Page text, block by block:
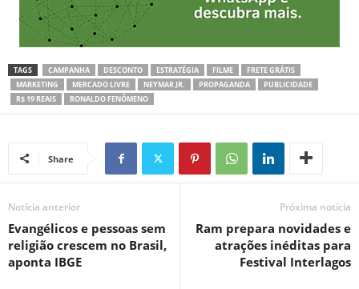
TAGS CAMPANHA DESCONTO ESTRATÉGIA FILME
FRETE GRÁTIS
MARKETING
MERCADO LIVRE NEYMAR JR. PROPAGANDA
PUBLICIDADE
R$ 19 REAIS
RONALDO FENÔMENO
Share
Notícia anterior
Evangélicos e pessoas sem
religião crescem no Brasil,
aponta IBGE
Próxima notícia
Ram prepara novidades e
atrações inéditas para
Festival Interlagos